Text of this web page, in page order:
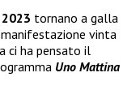
tornano a galla
vinta
ci ha pensato il
Uno Mattina